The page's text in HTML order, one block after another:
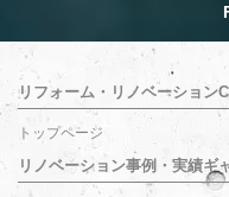
リフォーム・リノベーション
トップページ
リノベーション事例・実績ギ